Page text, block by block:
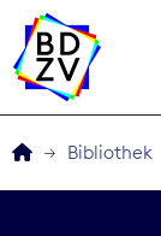
Bibliothek